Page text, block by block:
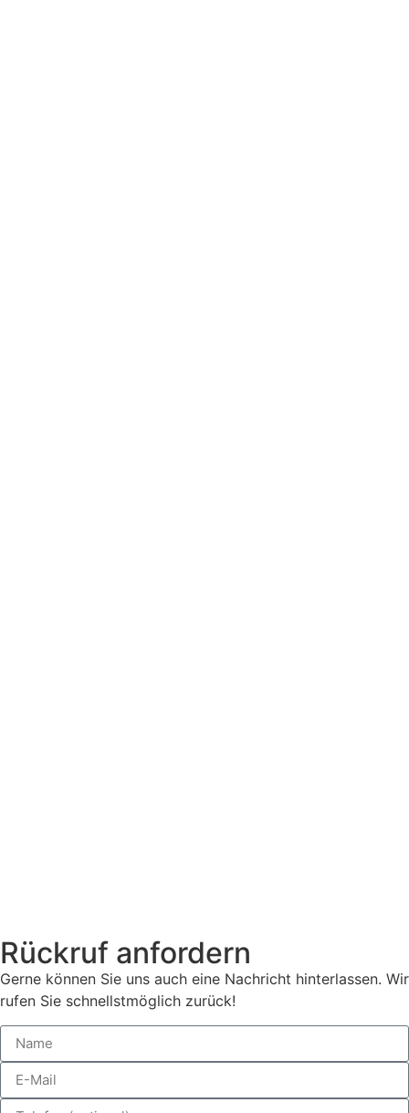
Rückruf anfordern
Gerne können Sie uns auch eine Nachricht hinterlassen. Wir
rufen Sie schnellstmöglich zurück!